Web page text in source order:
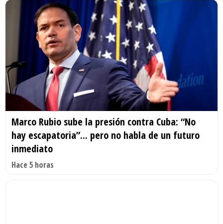
Marco Rubio sube la presión contra Cuba: “No
hay escapatoria”... pero no habla de un futuro
inmediato
Hace 5 horas